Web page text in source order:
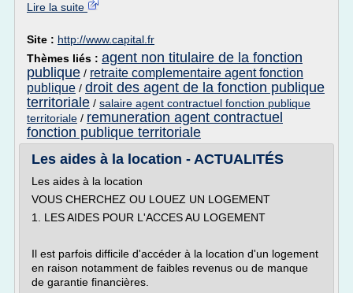
Lire la suite
Site : http://www.capital.fr
Thèmes liés : agent non titulaire de la fonction
publique / retraite complementaire agent fonction
publique / droit des agent de la fonction publique
territoriale / salaire agent contractuel fonction publique
territoriale / remuneration agent contractuel
fonction publique territoriale
Les aides à la location - ACTUALITÉS
Les aides à la location
VOUS CHERCHEZ OU LOUEZ UN LOGEMENT
1. LES AIDES POUR L'ACCES AU LOGEMENT
Il est parfois difficile d'accéder à la location d'un logement
en raison notamment de faibles revenus ou de manque
de garantie financières.